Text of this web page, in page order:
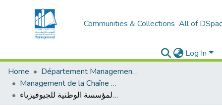
Communities & Collections All of
Log In
Home
Département Management Des Organisations
Management de la Chaîne Logistique (MCL)
تحليل وظيفة التموين داخل المؤسسة: دراسة حالة المؤسسة الوطنية للجيوفيزياء